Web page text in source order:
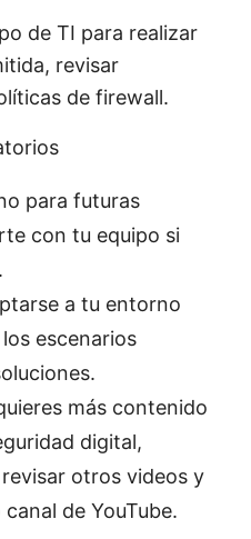
de TI para realizar
revisar
de firewall.
para futuras
con tu equipo si
a tu entorno
escenarios
más contenido
digital,
otros videos y
de YouTube.